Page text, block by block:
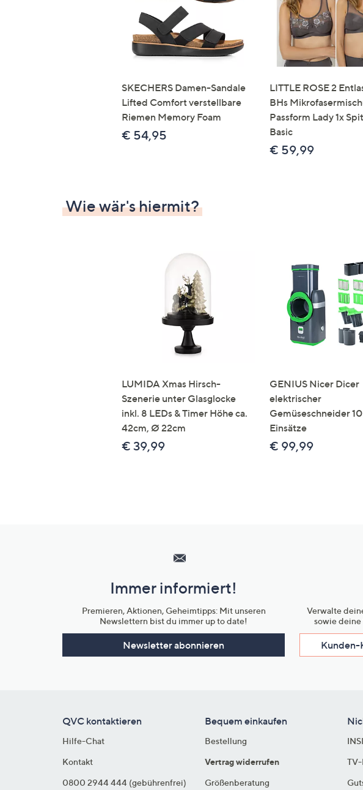
SKECHERS Damen-Sandale
Lifted Comfort verstellbare
Riemen Memory Foam
€ 54,95
LITTLE ROSE 2
BHs
Passform Lady 1x
Basic
€ 59,99
Wie wär's hiermit?
LUMIDA Xmas Hirsch-
Szenerie unter Glasglocke
inkl. 8 LEDs & Timer Höhe ca.
42cm, Ø 22cm
€ 39,99
GENIUS Nicer Dicer
elektrischer
Gemüseschneider
Einsätze
€ 99,99
Unternehmensinformationen
Immer informiert!
Premieren, Aktionen, Geheimtipps: Mit unseren
Newslettern bist du immer up to date!
Newsletter abonnieren
Verwalte
sowie
Kunden-
QVC kontaktieren
Hilfe-Chat
Kontakt
0800 2944 444 (gebührenfrei)
Bequem einkaufen
Bestellung
Vertrag widerrufen
Größenberatung
TV-